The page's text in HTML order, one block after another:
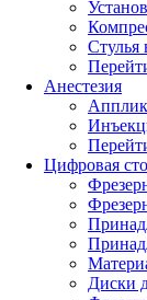
Стулья
Анестезия
Цифровая
Диски